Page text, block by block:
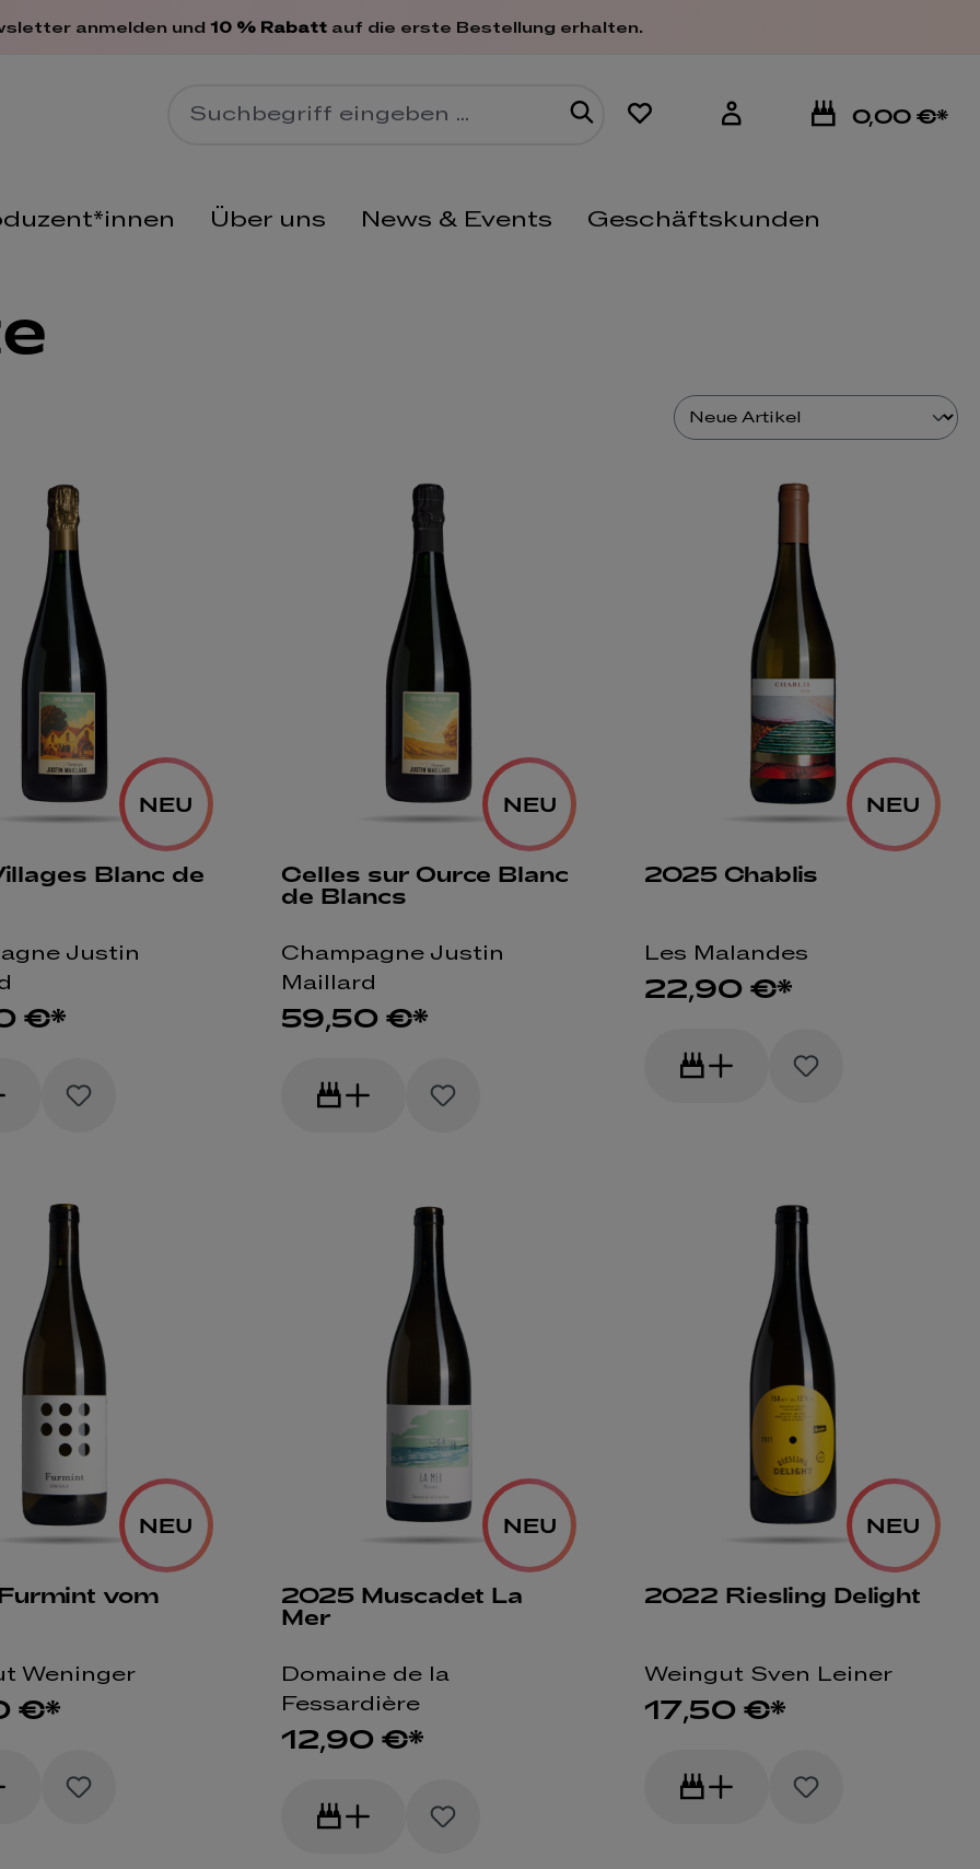
anmelden und 10 % Rabatt auf die erste Bestellung erhalten.
0,00 €*
Über uns News & Events Geschäftskunden
NEU
Blanc de
Justin
€*
NEU
Celles sur Ource Blanc
de Blancs
Champagne Justin
Maillard
59,50 €*
NEU
2025 Chablis
Les Malandes
22,90 €*
NEU
vom
Weninger
€*
NEU
2025 Muscadet La
Mer
Domaine de la
Fessardière
12,90 €*
NEU
2022 Riesling Delight
Weingut Sven Leiner
17,50 €*